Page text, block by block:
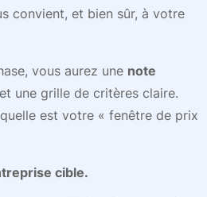
convient, et bien sûr, à votre
vous aurez une note
une grille de critères claire.
est votre « fenêtre de prix
cible.